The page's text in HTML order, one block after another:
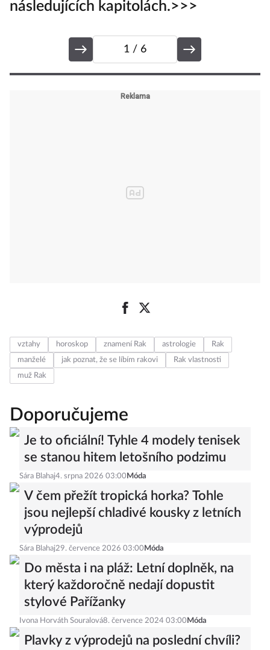
následujících kapitolách.>>>
1 / 6
vztahy horoskop znamení Rak astrologie
Rak
manželé
jak poznat, že se líbím rakovi
Rak vlastnosti
muž Rak
Doporučujeme
Je to oficiální! Tyhle 4 modely tenisek
se stanou hitem letošního podzimu
Sára Blahaj4. srpna 2026 03:00 Móda
V čem přežít tropická horka? Tohle
jsou nejlepší chladivé kousky z letních
výprodejů
Sára Blahaj29. července 2026 03:00 Móda
Do města i na pláž: Letní doplněk, na
který každoročně nedají dopustit
stylové Pařížanky
Ivona Horváth Souralová8. července 2024 03:00 Móda
Plavky z výprodejů na poslední chvíli?